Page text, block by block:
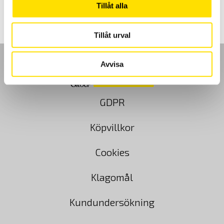
Tillåt alla
Tillåt urval
Avvisa
GDPR
Köpvillkor
Cookies
Klagomål
Kundundersökning